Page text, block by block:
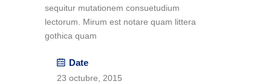
sequitur mutationem consuetudium
lectorum. Mirum est notare quam littera
gothica quam
Date
23 octubre, 2015